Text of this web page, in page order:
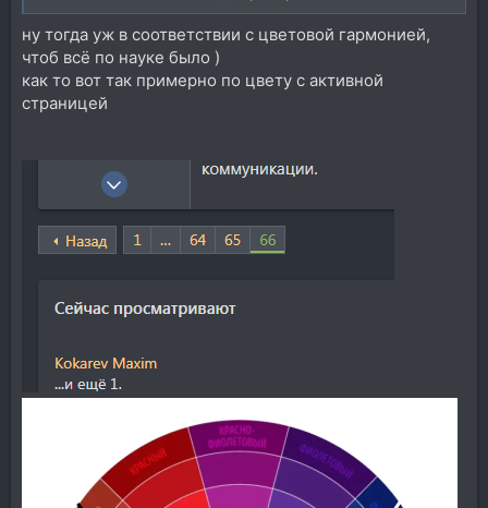
сделать чтоб понимать где ты. Это основная роль
агрессивного цвета в теме - остальное должно быть
мягким.
ни ники пользователей, ни лайки ни номера страницы
не должны выбиваться от сонвоного содержимого
ну тогда уж в соответствии с цветовой гармонией,
чтоб всё по науке было )
как то вот так примерно по цвету с активной
страницей